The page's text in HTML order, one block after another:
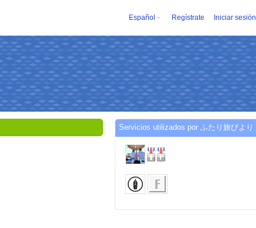
Español Regístrate Iniciar sesión
Servicios utilizados por ふたり旅びより